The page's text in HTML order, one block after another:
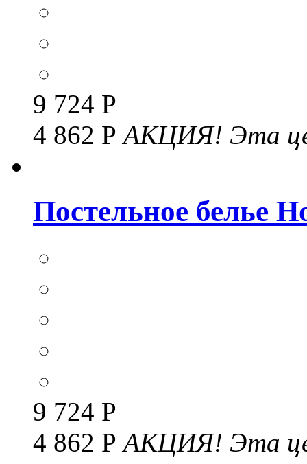
9 724 Р
4 862 Р АКЦИЯ! Эта
Постельное белье
9 724 Р
4 862 РАКЦИЯ! Эта